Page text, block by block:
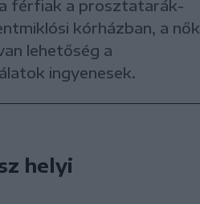
férfiak a prosztatarák-
kórházban, a nők
lehetőség a
ingyenesek.
helyi